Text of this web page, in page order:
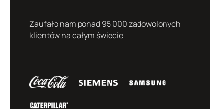
Zaufało nam ponad 95 000 zadowolonych
klientów na całym świecie